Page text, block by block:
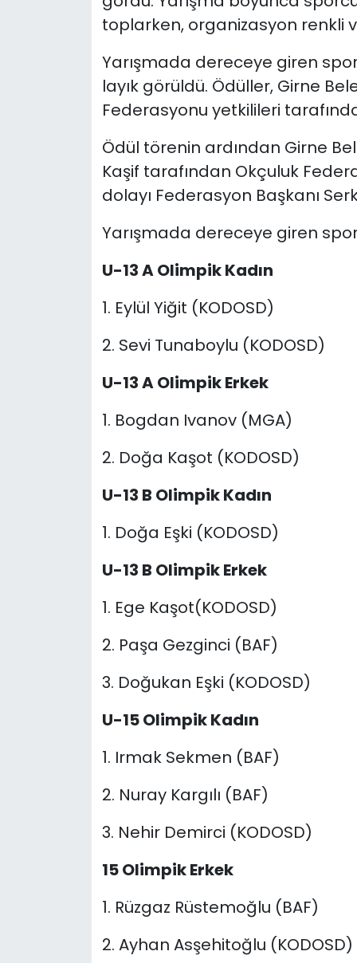
toplarken, organizasyon renkli
Yarışmada dereceye giren
layık görüldü. Ödüller, Girne
Federasyonu yetkilileri
Ödül törenin ardından Girne
Kaşif tarafından Okçuluk
dolayı Federasyon Başkanı
Yarışmada dereceye giren
U-13 A Olimpik Kadın
1. Eylül Yiğit (KODOSD)
2. Sevi Tunaboylu (KODOSD)
U-13 A Olimpik Erkek
1. Bogdan Ivanov (MGA)
2. Doğa Kaşot (KODOSD)
U-13 B Olimpik Kadın
1. Doğa Eşki (KODOSD)
U-13 B Olimpik Erkek
1. Ege Kaşot(KODOSD)
2. Paşa Gezginci (BAF)
3. Doğukan Eşki (KODOSD)
U-15 Olimpik Kadın
1. Irmak Sekmen (BAF)
2. Nuray Kargılı (BAF)
3. Nehir Demirci (KODOSD)
15 Olimpik Erkek
1. Rüzgaz Rüstemoğlu (BAF)
2. Ayhan Asşehitoğlu (KODOSD)
Video Galeri
Yazarlar